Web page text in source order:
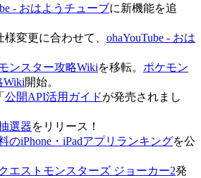
- おはようチューブに新機能を追
変更に合わせて、 ohaYouTube - おは
ンスター攻略Wikiを移転。 ポケモン
Wiki開始。
公開API活用ガイドが発売されまし
選器をリリース！
のiPhone・iPadアプリランキングを公
エストモンスターズ ジョーカー2発